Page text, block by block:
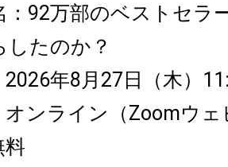
：92万部のベストセラ
したのか？
年8月27日（木）
オンライン（Zoomウェ
料